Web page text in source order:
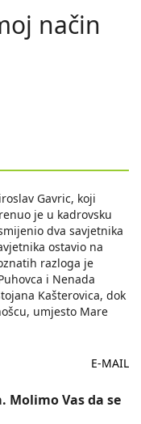
način
Gavric, koji
je u kadrovsku
dva savjetnika
ostavio na
razloga je
i Nenada
Kašterovica, dok
umjesto Mare
E-MAIL
Vas da se